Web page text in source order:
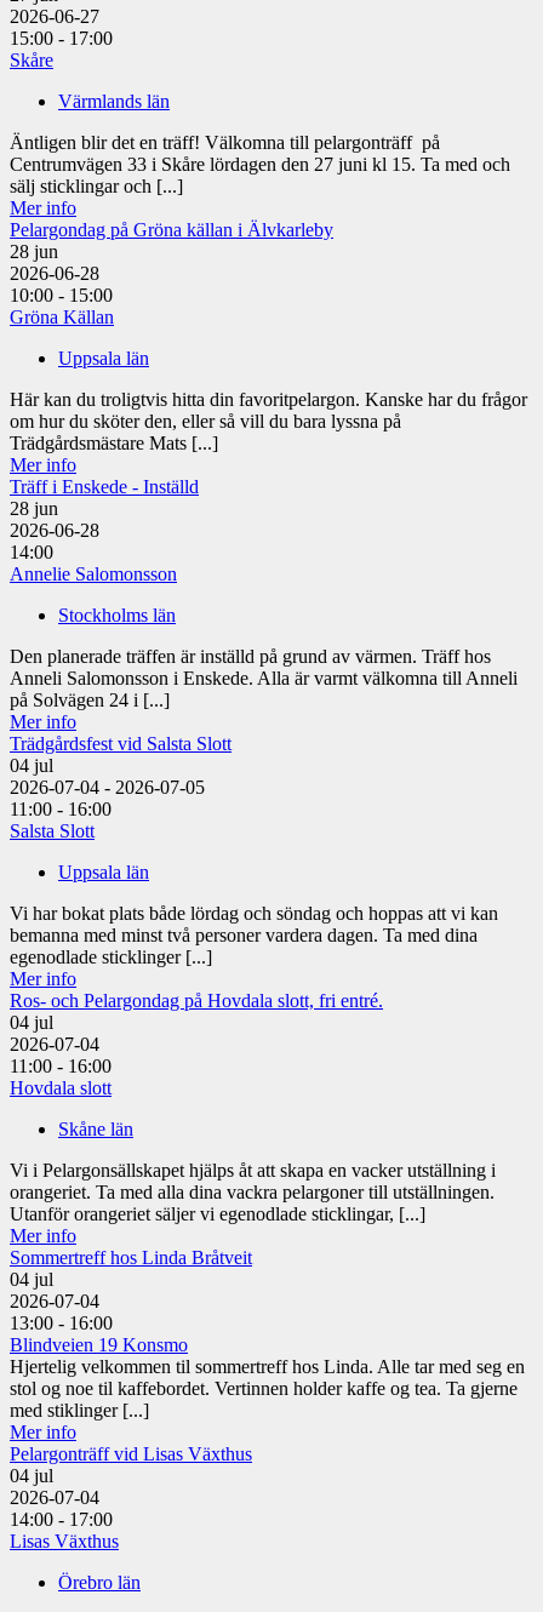
2026-06-27
15:00 - 17:00
Skåre
Värmlands län
Äntligen blir det en träff! Välkomna till pelargonträff på
Centrumvägen 33 i Skåre lördagen den 27 juni kl 15. Ta med och
sälj sticklingar och [...]
Mer info
Pelargondag på Gröna källan i Älvkarleby
28 jun
2026-06-28
10:00 - 15:00
Gröna Källan
Uppsala län
Här kan du troligtvis hitta din favoritpelargon. Kanske har du frågor
om hur du sköter den, eller så vill du bara lyssna på
Trädgårdsmästare Mats [...]
Mer info
Träff i Enskede - Inställd
28 jun
2026-06-28
14:00
Annelie Salomonsson
Stockholms län
Den planerade träffen är inställd på grund av värmen. Träff hos
Anneli Salomonsson i Enskede. Alla är varmt välkomna till Anneli
på Solvägen 24 i [...]
Mer info
Trädgårdsfest vid Salsta Slott
04 jul
2026-07-04 - 2026-07-05
11:00 - 16:00
Salsta Slott
Uppsala län
Vi har bokat plats både lördag och söndag och hoppas att vi kan
bemanna med minst två personer vardera dagen. Ta med dina
egenodlade sticklinger [...]
Mer info
Ros- och Pelargondag på Hovdala slott, fri entré.
04 jul
2026-07-04
11:00 - 16:00
Hovdala slott
Skåne län
Vi i Pelargonsällskapet hjälps åt att skapa en vacker utställning i
orangeriet. Ta med alla dina vackra pelargoner till utställningen.
Utanför orangeriet säljer vi egenodlade sticklingar, [...]
Mer info
Sommertreff hos Linda Bråtveit
04 jul
2026-07-04
13:00 - 16:00
Blindveien 19 Konsmo
Hjertelig velkommen til sommertreff hos Linda. Alle tar med seg en
stol og noe til kaffebordet. Vertinnen holder kaffe og tea. Ta gjerne
med stiklinger [...]
Mer info
Pelargonträff vid Lisas Växthus
04 jul
2026-07-04
14:00 - 17:00
Lisas Växthus
Örebro län